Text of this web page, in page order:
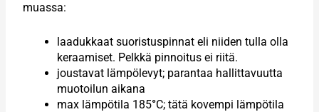
muassa:
laadukkaat suoristuspinnat eli niiden tulla olla
keraamiset. Pelkkä pinnoitus ei riitä.
joustavat lämpölevyt; parantaa hallittavuutta
muotoilun aikana
max lämpötila 185°C; tätä kovempi lämpötila